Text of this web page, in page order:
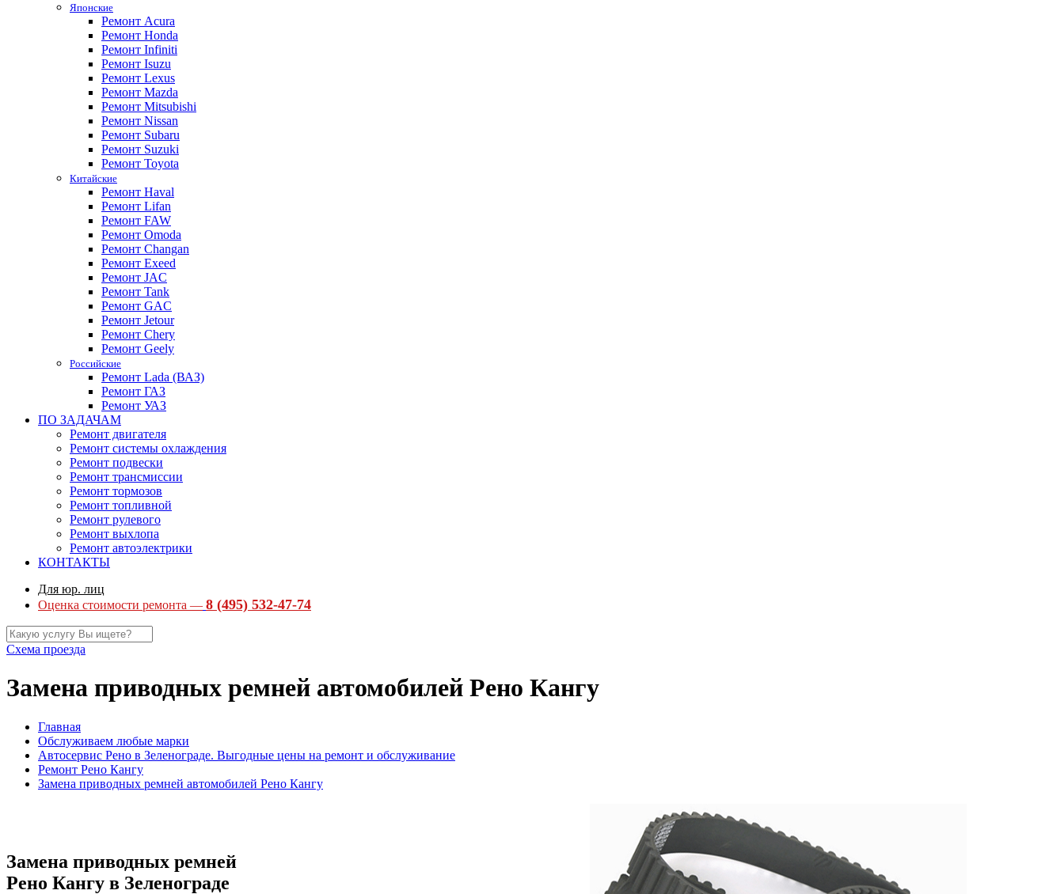
Японские
Ремонт Acura
Ремонт Honda
Ремонт Infiniti
Ремонт Isuzu
Ремонт Lexus
Ремонт Mazda
Ремонт Mitsubishi
Ремонт Nissan
Ремонт Subaru
Ремонт Suzuki
Ремонт Toyota
Китайские
Ремонт Haval
Ремонт Lifan
Ремонт FAW
Ремонт Omoda
Ремонт Changan
Ремонт Exeed
Ремонт JAC
Ремонт Tank
Ремонт GAC
Ремонт Jetour
Ремонт Chery
Ремонт Geely
Российские
Ремонт Lada (ВАЗ)
Ремонт ГАЗ
Ремонт УАЗ
ПО ЗАДАЧАМ
Ремонт двигателя
Ремонт системы охлаждения
Ремонт подвески
Ремонт трансмиссии
Ремонт тормозов
Ремонт топливной
Ремонт рулевого
Ремонт выхлопа
Ремонт автоэлектрики
КОНТАКТЫ
Для юр. лиц
Оценка стоимости ремонта — 8 (495) 532-47-74
Схема проезда
Замена приводных ремней автомобилей Рено Кангу
Главная
Обслуживаем любые марки
Автосервис Рено в Зеленограде. Выгодные цены на ремонт и обслуживание
Ремонт Рено Кангу
Замена приводных ремней автомобилей Рено Кангу
Замена приводных ремней
Рено Кангу в Зеленограде